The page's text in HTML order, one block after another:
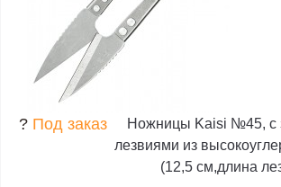
? Под заказ
Ножницы Kaisi №45, с
лезвиями из
(12,5 см,длина